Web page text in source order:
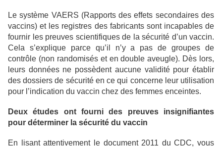
Le système VAERS (Rapports des effets secondaires des
vaccins) et les registres des fabricants sont incapables de
fournir les preuves scientifiques de la sécurité d’un vaccin.
Cela s’explique parce qu’il n’y a pas de groupes de
contrôle (non randomisés et en double aveugle). Dès lors,
leurs données ne possèdent aucune validité pour établir
des dossiers de sécurité en ce qui concerne leur utilisation
pour l’indication du vaccin chez des femmes enceintes.
Deux études ont fourni des preuves insignifiantes
pour déterminer la sécurité du vaccin
En lisant attentivement le document 2011 du CDC, vous